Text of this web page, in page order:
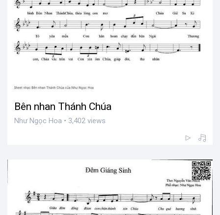
Bên nhan Thánh Chúa
Như Ngọc Hoa • 3,402 views